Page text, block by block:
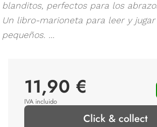
blanditos, perfectos para los
Un libro-marioneta para leer y
pequeños. ...
11,90 €
IVA incluido
Click & collect